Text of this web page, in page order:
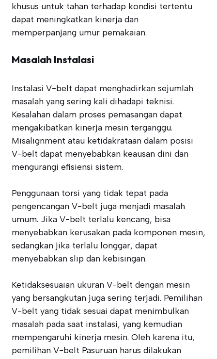
khusus untuk tahan terhadap kondisi tertentu
dapat meningkatkan kinerja dan
memperpanjang umur pemakaian.
Masalah Instalasi
Instalasi V-belt dapat menghadirkan sejumlah
masalah yang sering kali dihadapi teknisi.
Kesalahan dalam proses pemasangan dapat
mengakibatkan kinerja mesin terganggu.
Misalignment atau ketidakrataan dalam posisi
V-belt dapat menyebabkan keausan dini dan
mengurangi efisiensi sistem.
Penggunaan torsi yang tidak tepat pada
pengencangan V-belt juga menjadi masalah
umum. Jika V-belt terlalu kencang, bisa
menyebabkan kerusakan pada komponen mesin,
sedangkan jika terlalu longgar, dapat
menyebabkan slip dan kebisingan.
Ketidaksesuaian ukuran V-belt dengan mesin
yang bersangkutan juga sering terjadi. Pemilihan
V-belt yang tidak sesuai dapat menimbulkan
masalah pada saat instalasi, yang kemudian
mempengaruhi kinerja mesin. Oleh karena itu,
pemilihan V-belt Pasuruan harus dilakukan